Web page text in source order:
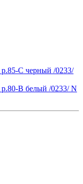
C черный /0233/
B белый /0233/ N